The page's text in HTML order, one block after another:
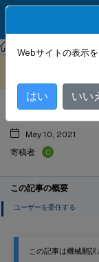
Citrix SD-WAN
この記事は機械翻
ドメイン
May 10, 2021
寄稿者:
C
この記事の概要
ユーザーを委任する
Webサイトの表示
はい いい